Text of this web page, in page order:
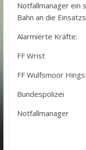
Notfallmanager ein
Bahn an die
Alarmierte Kräfte:
FF Wrist
FF Wulfsmoor
Bundespolizei
Notfallmanager